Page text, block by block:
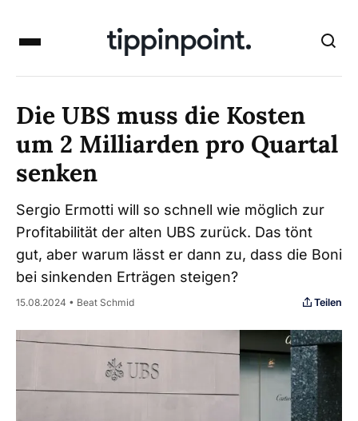
Die UBS muss die Kosten
um 2 Milliarden pro Quartal
senken
Sergio Ermotti will so schnell wie möglich zur
Profitabilität der alten UBS zurück. Das tönt
gut, aber warum lässt er dann zu, dass die Boni
bei sinkenden Erträgen steigen?
15.08.2024 • Beat Schmid Teilen